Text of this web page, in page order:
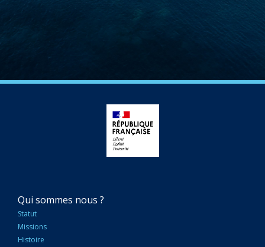
NAVIGATION
PRINCIPALE
Qui sommes nous ?
Statut
Missions
Histoire